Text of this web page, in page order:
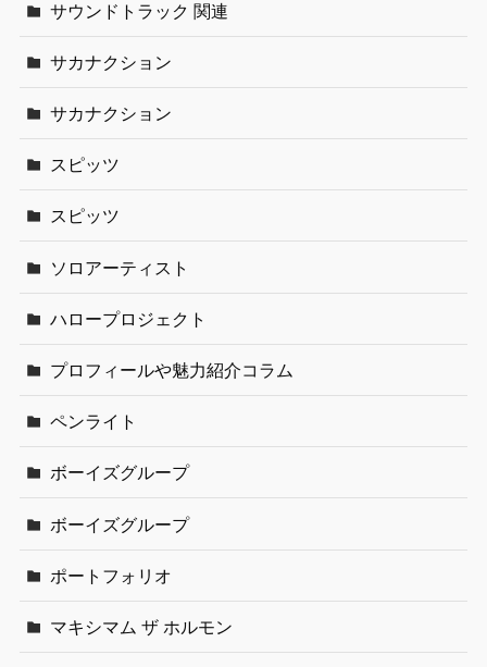
サウンドトラック 関連
サカナクション
サカナクション
スピッツ
スピッツ
ソロアーティスト
ハロープロジェクト
プロフィールや魅力紹介コラム
ペンライト
ボーイズグループ
ボーイズグループ
ポートフォリオ
マキシマム ザ ホルモン